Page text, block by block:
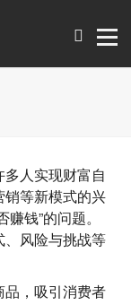
人实现财富自
等新模式的兴
钱”的问题。
风险与挑战等
，吸引消费者